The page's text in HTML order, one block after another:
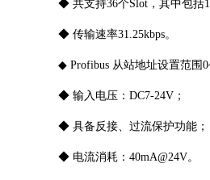
◆ 共支持36个Slot，其中包括
◆ 传输速率31.25kbps。
◆ Profibus 从站地址设置范围
◆ 输入电压： DC7-24V ；
◆ 具备反接、过流保护功能 ；
◆ 电流消耗： 40mA@24V。